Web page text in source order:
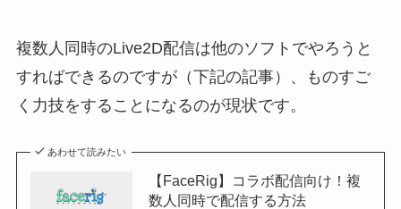
複数人同時のLive2D配信は他のソフトでやろうと
すればできるのですが（下記の記事）、ものすご
く力技をすることになるのが現状です。
あわせて読みたい
【FaceRig】コラボ配信向け！複
数人同時で配信する方法